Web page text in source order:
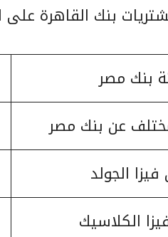
بنك القاهرة على
بنك مصر
عن بنك مصر
الجولد
الكلاسيك